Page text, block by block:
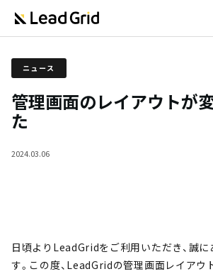
ニュース
管理画面のレイアウトが
た
2024.03.06
日頃よりLeadGridをご利用いただき、誠
す。この度、LeadGridの管理画面レイアウ